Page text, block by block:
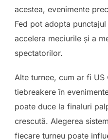
acestea, evenimente
Fed pot adopta
accelera meciurile și a
spectatorilor.
Alte turnee, cum ar fi
tiebreakere în
poate duce la finaluri
crescută. Alegerea
fiecare turneu poate